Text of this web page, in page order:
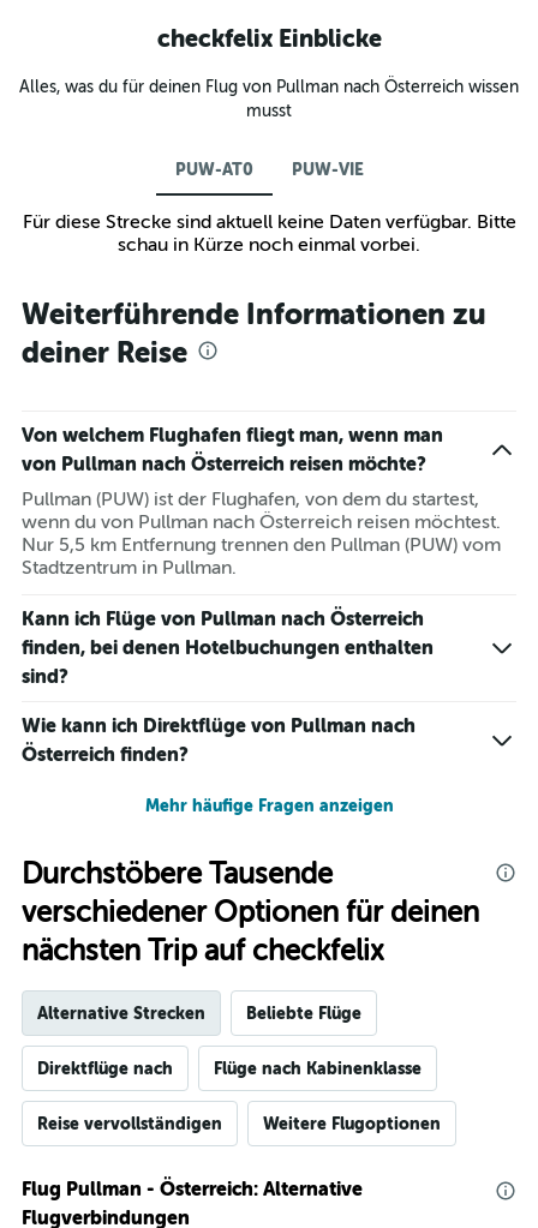
checkfelix Einblicke
Alles, was du für deinen Flug von Pullman nach Österreich wissen
musst
PUW-AT0 PUW-VIE
Für diese Strecke sind aktuell keine Daten verfügbar. Bitte
schau in Kürze noch einmal vorbei.
Weiterführende Informationen zu
deiner Reise
Von welchem Flughafen fliegt man, wenn man
von Pullman nach Österreich reisen möchte?
Pullman (PUW) ist der Flughafen, von dem du startest,
wenn du von Pullman nach Österreich reisen möchtest.
Nur 5,5 km Entfernung trennen den Pullman (PUW) vom
Stadtzentrum in Pullman.
Kann ich Flüge von Pullman nach Österreich
finden, bei denen Hotelbuchungen enthalten
sind?
Wie kann ich Direktflüge von Pullman nach
Österreich finden?
Mehr häufige Fragen anzeigen
Durchstöbere Tausende
verschiedener Optionen für deinen
nächsten Trip auf checkfelix
Alternative Strecken Beliebte Flüge
Direktflüge nach Flüge nach Kabinenklasse
Reise vervollständigen Weitere Flugoptionen
Flug Pullman - Österreich: Alternative
Flugverbindungen